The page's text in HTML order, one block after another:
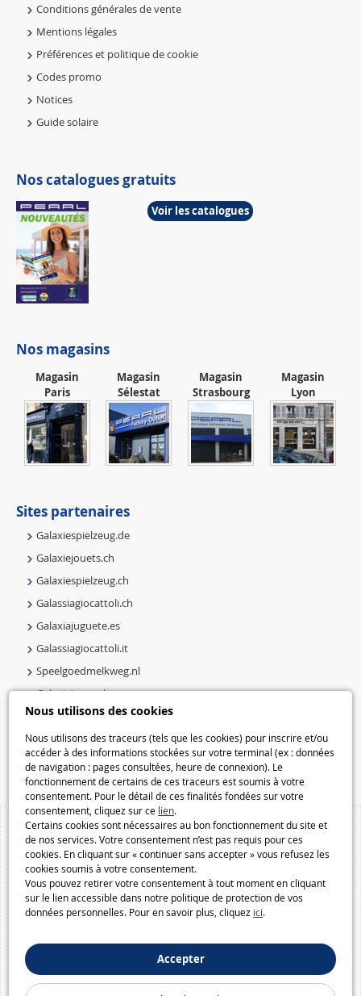
Nous utilisons des cookies
Nous utilisons des traceurs (tels que les cookies) pour inscrire et/ou
accéder à des informations stockées sur votre terminal (ex : données
de navigation : pages consultées, heure de connexion). Le
fonctionnement de certains de ces traceurs est soumis à votre
consentement. Pour le détail de ces finalités fondées sur votre
consentement, cliquez sur ce lien.
Certains cookies sont nécessaires au bon fonctionnement du site et
de nos services. Votre consentement n’est pas requis pour ces
cookies. En cliquant sur « continuer sans accepter » vous refusez les
cookies soumis à votre consentement.
Vous pouvez retirer votre consentement à tout moment en cliquant
sur le lien accessible dans notre politique de protection de vos
données personnelles. Pour en savoir plus, cliquez ici.
Accepter
Conditions générales de vente
Mentions légales
Préférences et politique de cookie
Codes promo
Notices
Guide solaire
Nos catalogues gratuits
Voir les catalogues
Nos magasins
Magasin
Paris
Magasin
Sélestat
Magasin
Strasbourg
Magasin
Lyon
Sites partenaires
Galaxiespielzeug.de
Galaxiejouets.ch
Galaxiespielzeug.ch
Galassiagiocattoli.ch
Galaxiajuguete.es
Galassiagiocattoli.it
Speelgoedmelkweg.nl
Galaxiejouets.be
Galaxiespielzeug.be
Speelgoedmelkweg.be
Macway.com